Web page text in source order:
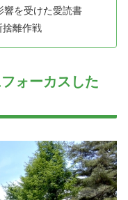
響を受けた愛読書
捨離作戦
ォーカスした